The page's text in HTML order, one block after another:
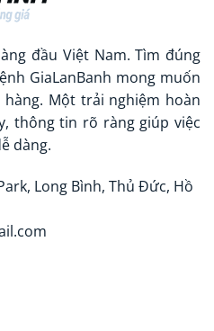
đầu Việt Nam. Tìm đúng
GiaLanBanh mong muốn
Một trải nghiệm hoàn
thông tin rõ ràng giúp việc
dàng.
Long Bình, Thủ Đức, Hồ